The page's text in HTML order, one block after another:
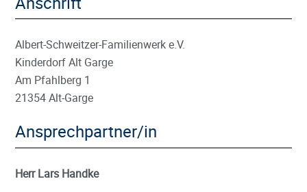
Albert-Schweitzer-Familienwerk e.V.
Kinderdorf Alt Garge
Am Pfahlberg 1
21354 Alt-Garge
Ansprechpartner/in
Herr Lars Handke